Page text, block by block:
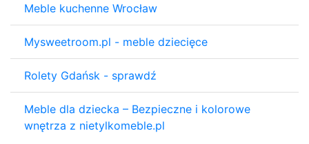
Meble kuchenne Wrocław
Mysweetroom.pl - meble dziecięce
Rolety Gdańsk - sprawdź
Meble dla dziecka – Bezpieczne i kolorowe
wnętrza z nietylkomeble.pl